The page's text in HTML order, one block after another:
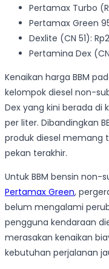
Pertamax Turbo
Pertamax Green
Dexlite (CN 51):
Pertamina Dex
Kenaikan harga BBM
kelompok diesel non-
Dex yang kini berada di
per liter. Dibandingkan
produk diesel memang
pekan terakhir.
Untuk BBM bensin non-
Pertamax Green,
belum mengalami
pengguna kendaraan
merasakan kenaikan
kebutuhan perjalanan